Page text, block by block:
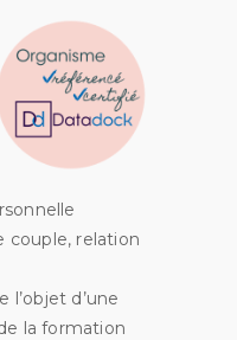
couple, relation
l’objet d’une
la formation